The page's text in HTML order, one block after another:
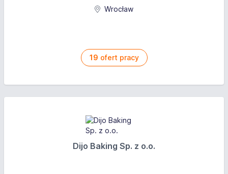
Wrocław
19 ofert pracy
Dijo Baking Sp. z o.o.